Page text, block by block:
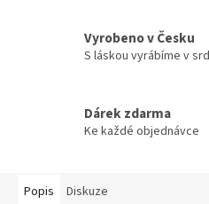
Vyrobeno v Česku
S láskou vyrábíme v
Dárek zdarma
Ke každé objednávce
Popis Diskuze